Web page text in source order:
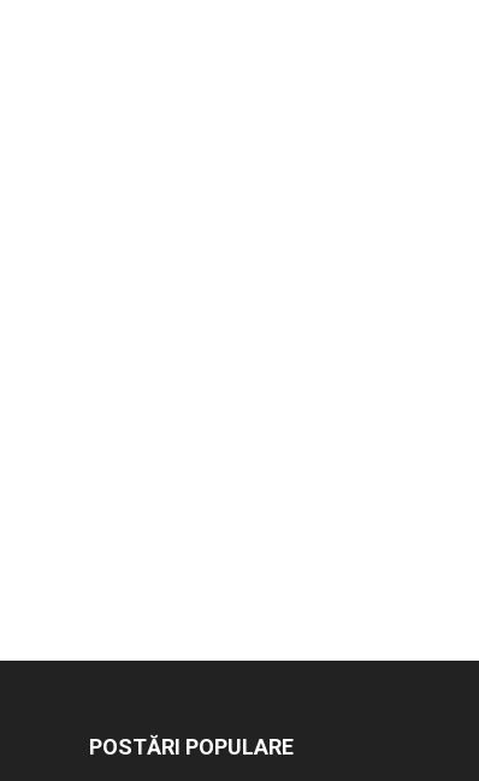
POSTĂRI POPULARE